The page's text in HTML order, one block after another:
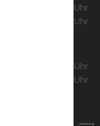
18:00 - 18:30 Uhr
18:00 - 18:30 Uhr
18:30 - 20:00 Uhr
18:30 - 20:00 Uhr